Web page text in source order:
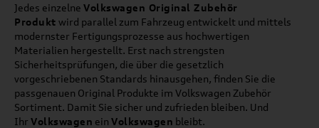
Jedes einzelne Volkswagen Original Zubehör
Produkt wird parallel zum Fahrzeug entwickelt und mittels
modernster Fertigungsprozesse aus hochwertigen
Materialien hergestellt. Erst nach strengsten
Sicherheitsprüfungen, die über die gesetzlich
vorgeschriebenen Standards hinausgehen, finden Sie die
passgenauen Original Produkte im Volkswagen Zubehör
Sortiment. Damit Sie sicher und zufrieden bleiben. Und
Ihr Volkswagen ein Volkswagen bleibt.